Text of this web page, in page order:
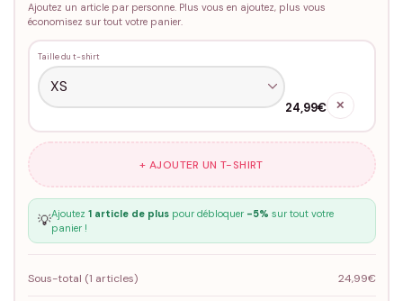
Ajoutez un article par personne. Plus vous en ajoutez, plus vous
économisez sur tout votre panier.
Taille du t-shirt
24,99€ ✕
+ AJOUTER UN T-SHIRT
💡Ajoutez 1 article de pluspour débloquer -5% sur tout votre
panier !
Sous-total (1 articles) 24,99€